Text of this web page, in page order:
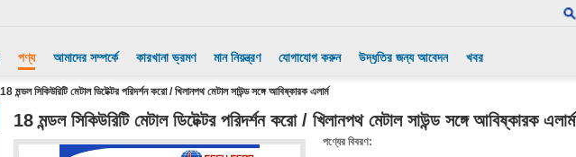
পণ্য আমাদের সম্পর্কে কারখানা ভ্রমণ মান নিয়ন্ত্রণ যোগাযোগ করুন উদ্ধৃতির জন্য আবেদন খবর
18 মন্ডল সিকিউরিটি মেটাল ডিটেক্টর পরিদর্শন করো / খিলানপথ মেটাল সাউন্ড সঙ্গে আবিষ্কারক এলার্ম
18 মন্ডল সিকিউরিটি মেটাল ডিটেক্টর পরিদর্শন করো / খিলানপথ মেটাল সাউন্ড সঙ্গে আবিষ্কারক এলার্ম
পণ্যের বিবরণ: